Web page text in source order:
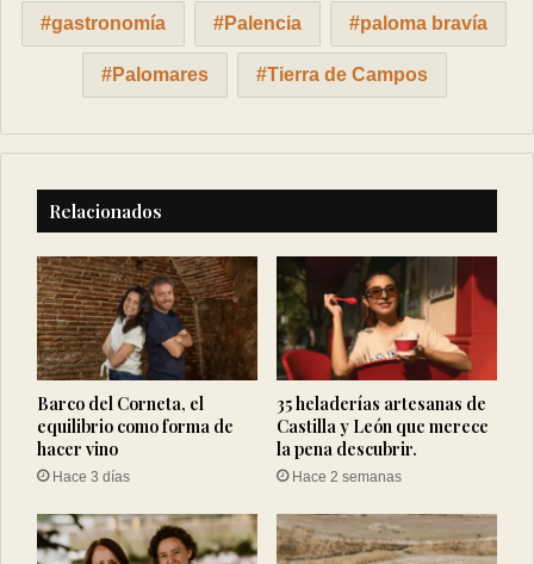
gastronomía Palencia paloma bravía
Palomares Tierra de Campos
Relacionados
Barco del Corneta, el
equilibrio como forma de
hacer vino
Hace 3 días
35 heladerías artesanas de
Castilla y León que merece
la pena descubrir.
Hace 2 semanas